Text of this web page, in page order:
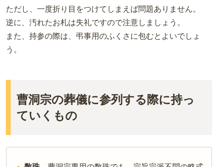
ただし、一度折り目をつけてしまえば問題ありません。
逆に、汚れたお札は失礼ですので注意しましょう。
また、持参の際は、弔事用のふくさに包むとよいでしょ
う。
曹洞宗の葬儀に参列する際に持っ
ていくもの